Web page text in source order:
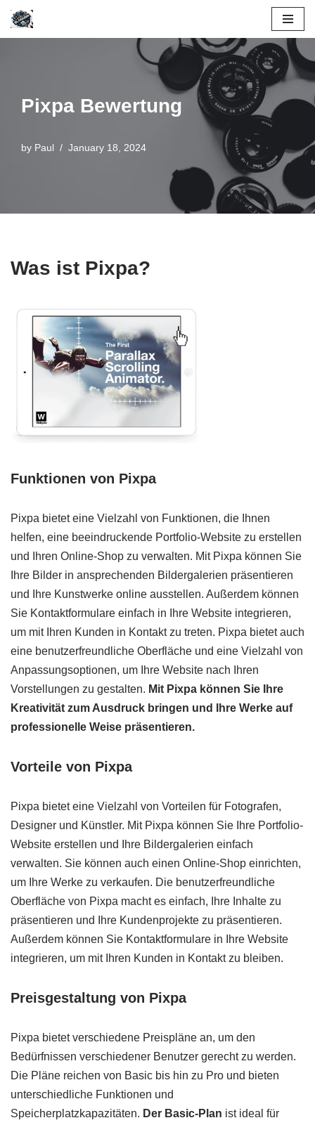
Skip
Pixpa Bewertung
by Paul January 18, 2024
Was ist Pixpa?
Funktionen von Pixpa
Pixpa bietet eine Vielzahl von Funktionen, die Ihnen
helfen, eine beeindruckende Portfolio-Website zu erstellen
und Ihren Online-Shop zu verwalten. Mit Pixpa können Sie
Ihre Bilder in ansprechenden Bildergalerien präsentieren
und Ihre Kunstwerke online ausstellen. Außerdem können
Sie Kontaktformulare einfach in Ihre Website integrieren,
um mit Ihren Kunden in Kontakt zu treten. Pixpa bietet auch
eine benutzerfreundliche Oberfläche und eine Vielzahl von
Anpassungsoptionen, um Ihre Website nach Ihren
Vorstellungen zu gestalten. Mit Pixpa können Sie Ihre
Kreativität zum Ausdruck bringen und Ihre Werke auf
professionelle Weise präsentieren.
Vorteile von Pixpa
Pixpa bietet eine Vielzahl von Vorteilen für Fotografen,
Designer und Künstler. Mit Pixpa können Sie Ihre Portfolio-
Website erstellen und Ihre Bildergalerien einfach
verwalten. Sie können auch einen Online-Shop einrichten,
um Ihre Werke zu verkaufen. Die benutzerfreundliche
Oberfläche von Pixpa macht es einfach, Ihre Inhalte zu
präsentieren und Ihre Kundenprojekte zu präsentieren.
Außerdem können Sie Kontaktformulare in Ihre Website
integrieren, um mit Ihren Kunden in Kontakt zu bleiben.
Preisgestaltung von Pixpa
Pixpa bietet verschiedene Preispläne an, um den
Bedürfnissen verschiedener Benutzer gerecht zu werden.
Die Pläne reichen von Basic bis hin zu Pro und bieten
unterschiedliche Funktionen und
Speicherplatzkapazitäten. Der Basic-Plan ist ideal für